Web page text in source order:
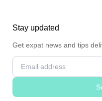
Stay updated
Get expat news and tips